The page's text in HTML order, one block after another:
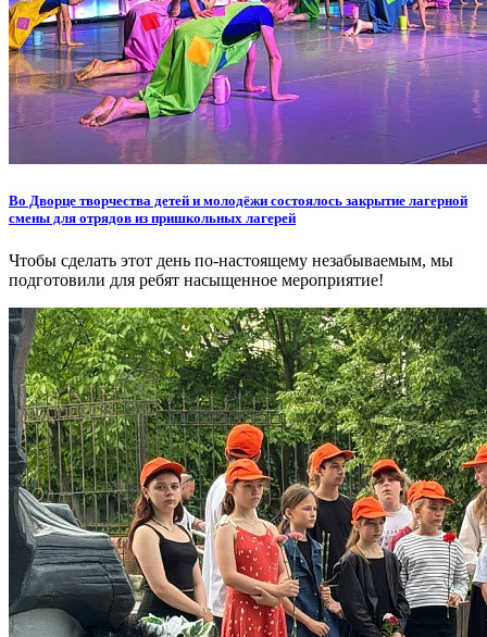
Во Дворце творчества детей и молодёжи состоялось закрытие лагерной
смены для отрядов из пришкольных лагерей
Чтобы сделать этот день по-настоящему незабываемым, мы
подготовили для ребят насыщенное мероприятие!